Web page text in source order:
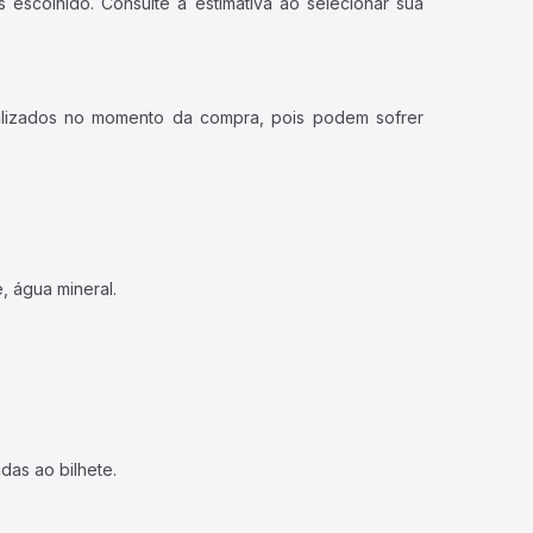
no momento da compra, pois podem sofrer
água mineral.
ao bilhete.